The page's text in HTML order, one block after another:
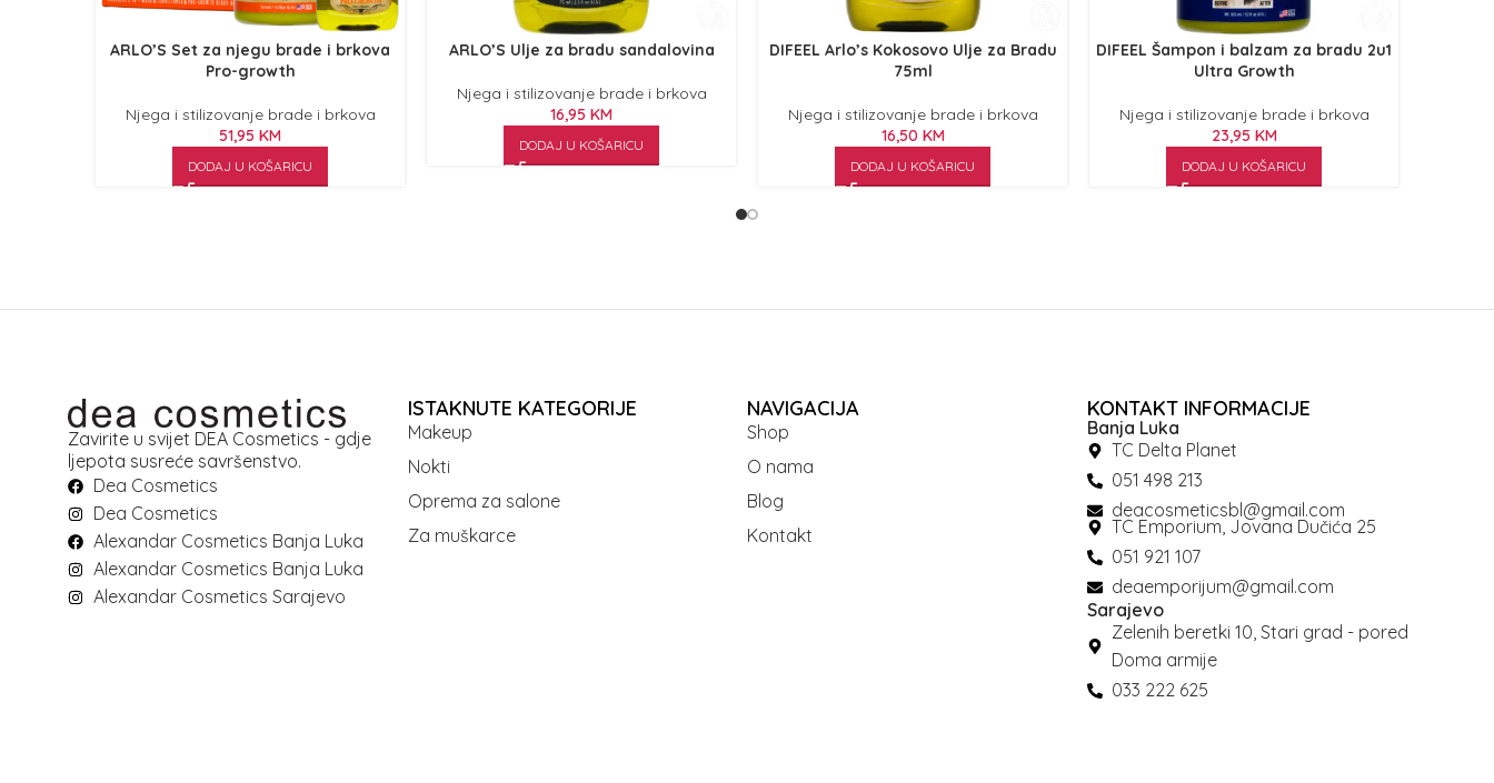
ARLO’S Set za njegu brade i brkova
Pro-growth
Njega i stilizovanje brade i brkova
51,95 KM
DODAJ U KOŠARICU
ARLO’S Ulje za bradu sandalovina
Njega i stilizovanje brade i brkova
16,95 KM
DODAJ U KOŠARICU
DIFEEL Arlo’s Kokosovo Ulje za Bradu
75ml
Njega i stilizovanje brade i brkova
16,50 KM
DODAJ U KOŠARICU
DIFEEL Šampon i balzam za bradu 2u1
Ultra Growth
Njega i stilizovanje brade i brkova
23,95 KM
DODAJ U KOŠARICU
Zavirite u svijet DEA Cosmetics - gdje
ljepota susreće savršenstvo.
Dea Cosmetics
Dea Cosmetics
Alexandar Cosmetics Banja Luka
Alexandar Cosmetics Banja Luka
Alexandar Cosmetics Sarajevo
ISTAKNUTE KATEGORIJE
Makeup
Nokti
Oprema za salone
Za muškarce
NAVIGACIJA
Shop
O nama
Blog
Kontakt
KONTAKT INFORMACIJE
Banja Luka
TC Delta Planet
051 498 213
deacosmeticsbl@gmail.com
TC Emporium, Jovana Dučića 25
051 921 107
deaemporijum@gmail.com
Sarajevo
Zelenih beretki 10, Stari grad - pored
Doma armije
033 222 625